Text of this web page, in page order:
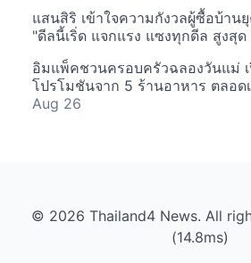
แสนสิริ เข้าใจความกังวลผู้ซื้อบ้าน
"ดีลนี้เริ่ด แจกแรง แซงทุกดีล สูงสุ
อิมแพ็คชวนครอบครัวฉลองวันแม่
โปรโมชันจาก 5 ร้านอาหาร ตลอด
Aug 26
© 2026 Thailand4 News. All
(14.8ms)